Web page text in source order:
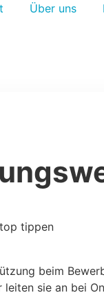
Über uns
beim
leiten sie an bei